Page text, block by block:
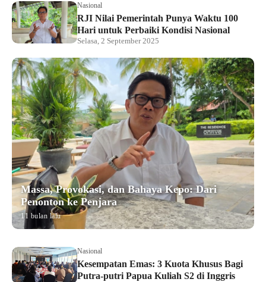
Nasional
RJI Nilai Pemerintah Punya Waktu 100
Hari untuk Perbaiki Kondisi Nasional
Selasa, 2 September 2025
Massa, Provokasi, dan Bahaya Kepo: Dari
Penonton ke Penjara
11 bulan lalu
Nasional
Kesempatan Emas: 3 Kuota Khusus Bagi
Putra-putri Papua Kuliah S2 di Inggris